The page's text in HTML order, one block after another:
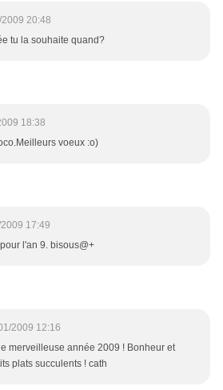
20:48
tu la souhaite quand?
18:38
voeux :o)
17:49
l'an 9. bisous@+
2009 12:16
merveilleuse année 2009 ! Bonheur et
plats succulents ! cath